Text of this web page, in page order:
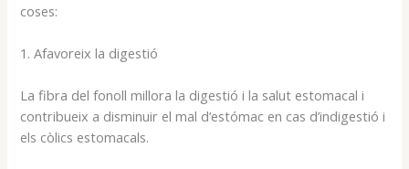
coses:
1. Afavoreix la digestió
La fibra del fonoll millora la digestió i la salut estomacal i
contribueix a disminuir el mal d’estómac en cas d’indigestió i
els còlics estomacals.